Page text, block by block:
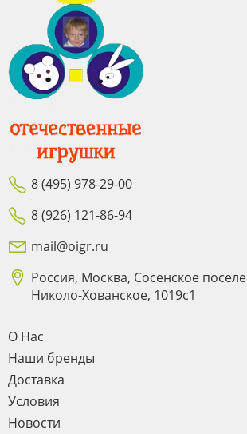
8 (495) 978-29-00
8 (926) 121-86-94
mail@oigr.ru
Россия, Москва, Сосенское
Николо-Хованское, 1019с1
О Нас
Наши бренды
Доставка
Условия
Новости